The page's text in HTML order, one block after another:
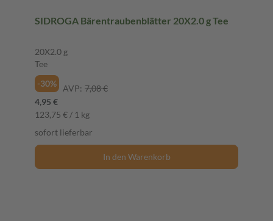
SIDROGA Bärentraubenblätter 20X2.0 g Tee
20X2.0 g
Tee
-30%
AVP: 7,08 €
4,95 €
123,75 € / 1 kg
sofort lieferbar
In den Warenkorb